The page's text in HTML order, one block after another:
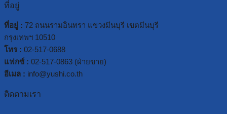
ที่อยู่
ที่อยู่ : 72 ถนนรามอินทรา แขวงมีนบุรี เขตมีนบุรี
กรุงเทพฯ 10510
โทร : 02-517-0688
แฟกซ์ : 02-517-0863 (ฝ่ายขาย)
อีเมล : info@yushi.co.th
ติดตามเรา